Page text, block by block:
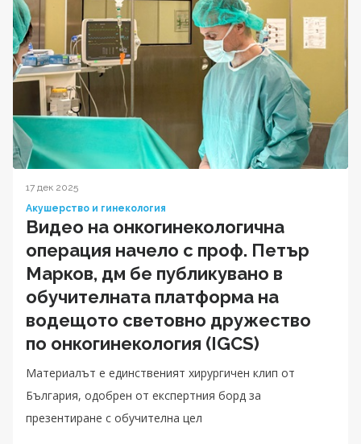
17 дек 2025
Акушерство и гинекология
Видео на онкогинекологична
операция начело с проф. Петър
Марков, дм бе публикувано в
обучителната платформа на
водещото световно дружество
по онкогинекология (IGCS)
Материалът е единственият хирургичен клип от
България, одобрен от експертния борд за
презентиране с обучителна цел